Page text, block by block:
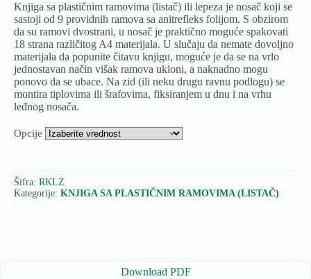
Knjiga sa plastičnim ramovima (listač) ili lepeza je nosač koji se
sastoji od 9 providnih ramova sa anitrefleks folijom. S obzirom
da su ramovi dvostrani, u nosač je praktično moguće spakovati
18 strana različitog A4 materijala. U slučaju da nemate dovoljno
materijala da popunite čitavu knjigu, moguće je da se na vrlo
jednostavan način višak ramova ukloni, a naknadno mogu
ponovo da se ubace. Na zid (ili neku drugu ravnu podlogu) se
montira tiplovima ili šrafovima, fiksiranjem u dnu i na vrhu
leđnog nosača.
Opcije
Šifra: RKLZ
Kategorije: KNJIGA SA PLASTIČNIM RAMOVIMA (LISTAČ)
Download PDF